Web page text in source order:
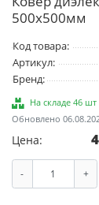
500х500мм
Код товара:
Артикул:
Бренд:
На складе 46 шт
Обновлено
Цена:
- +